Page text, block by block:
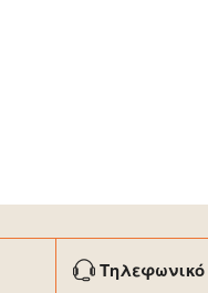
Τηλεφωνικό